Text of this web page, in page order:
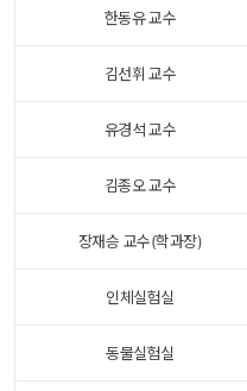
한동유 교수
김선휘 교수
유경석 교수
김종오 교수
장재승 교수(학과장)
인체실험실
동물실험실